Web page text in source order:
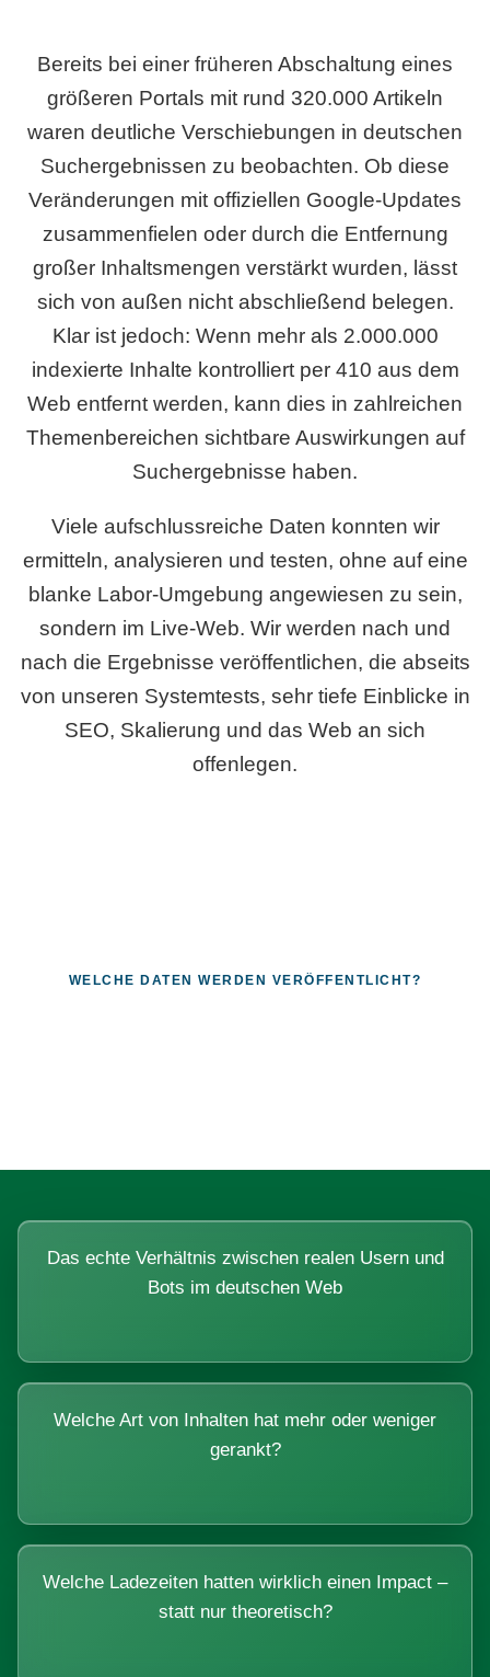
Bereits bei einer früheren Abschaltung eines
größeren Portals mit rund 320.000 Artikeln
waren deutliche Verschiebungen in deutschen
Suchergebnissen zu beobachten. Ob diese
Veränderungen mit offiziellen Google-Updates
zusammenfielen oder durch die Entfernung
großer Inhaltsmengen verstärkt wurden, lässt
sich von außen nicht abschließend belegen.
Klar ist jedoch: Wenn mehr als 2.000.000
indexierte Inhalte kontrolliert per 410 aus dem
Web entfernt werden, kann dies in zahlreichen
Themenbereichen sichtbare Auswirkungen auf
Suchergebnisse haben.
Viele aufschlussreiche Daten konnten wir
ermitteln, analysieren und testen, ohne auf eine
blanke Labor-Umgebung angewiesen zu sein,
sondern im Live-Web. Wir werden nach und
nach die Ergebnisse veröffentlichen, die abseits
von unseren Systemtests, sehr tiefe Einblicke in
SEO, Skalierung und das Web an sich
offenlegen.
WELCHE DATEN WERDEN VERÖFFENTLICHT?
Das echte Verhältnis zwischen realen Usern und
Bots im deutschen Web
Welche Art von Inhalten hat mehr oder weniger
gerankt?
Welche Ladezeiten hatten wirklich einen Impact –
statt nur theoretisch?